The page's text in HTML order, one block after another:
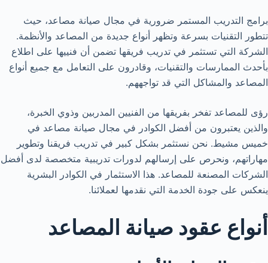
برامج التدريب المستمر ضرورية في مجال صيانة مصاعد، حيث
تتطور التقنيات بسرعة وتظهر أنواع جديدة من المصاعد والأنظمة.
الشركة التي تستثمر في تدريب فريقها تضمن أن فنييها على اطلاع
بأحدث الممارسات والتقنيات، وقادرون على التعامل مع جميع أنواع
المصاعد والمشاكل التي قد تواجههم.
رؤى للمصاعد تفخر بفريقها من الفنيين المدربين وذوي الخبرة،
والذين يعتبرون من أفضل الكوادر في مجال صيانة مصاعد في
خميس مشيط. نحن نستثمر بشكل كبير في تدريب فريقنا وتطوير
مهاراتهم، ونحرص على إرسالهم لدورات تدريبية متخصصة لدى أفضل
الشركات المصنعة للمصاعد. هذا الاستثمار في الكوادر البشرية
ينعكس على جودة الخدمة التي نقدمها لعملائنا.
أنواع عقود صيانة المصاعد